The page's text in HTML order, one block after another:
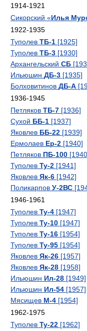
1914-1921
Сикорский «Илья
1922-1935
Туполев ТБ-1 [1925]
Туполев ТБ-3 [1930]
Архангельский СБ
Ильюшин ДБ-3 [1935]
Болховитинов ДБ-А
1936-1945
Петляков ТБ-7 [1936]
Сухой ББ-1 [1937]
Яковлев ББ-22 [1939]
Ермолаев Ер-2 [1940]
Петляков ПБ-100
Туполев Ту-2 [1941]
Яковлев Як-6 [1942]
Поликарпов У-2ВС
1946-1961
Туполев Ту-4 [1947]
Туполев Ту-10 [1947]
Туполев Ту-16 [1954]
Туполев Ту-95 [1954]
Яковлев Як-26 [1957]
Яковлев Як-28 [1958]
Ильюшин Ил-28 [1949]
Ильюшин Ил-54 [1957]
Мясищев М-4 [1954]
1962-1975
Туполев Ту-22 [1962]